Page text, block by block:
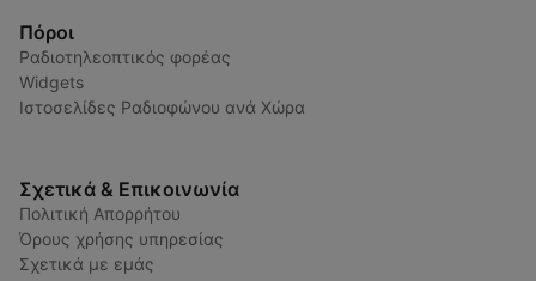
Πόροι
Ραδιοτηλεοπτικός φορέας
Widgets
Ιστοσελίδες Ραδιοφώνου ανά Χώρα
Σχετικά & Επικοινωνία
Πολιτική Απορρήτου
Όρους χρήσης υπηρεσίας
Σχετικά με εμάς